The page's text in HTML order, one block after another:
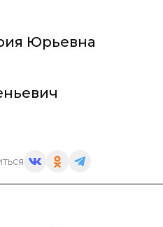
Юрьевна